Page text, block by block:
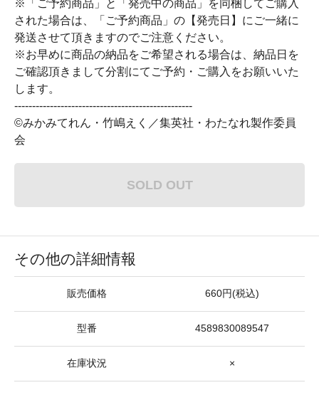
※「ご予約商品」と「発売中の商品」を同梱してご購入
された場合は、「ご予約商品」の【発売日】にご一緒に
発送させて頂きますのでご注意ください。
※お早めに商品の納品をご希望される場合は、納品日を
ご確認頂きまして分割にてご予約・ご購入をお願いいた
します。
--------------------------------------------------
©みかみてれん・竹嶋えく／集英社・わたなれ製作委員
会
SOLD OUT
その他の詳細情報
販売価格 660円(税込)
型番 4589830089547
在庫状況 ×